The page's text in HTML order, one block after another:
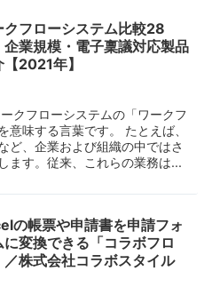
クフローシステム比較28
企業規模・電子稟議対応製品
2021年】
クフローシステムの「ワークフ
意味する言葉です。 たとえば、
ど、企業および組織の中ではさ
ます。従来、これらの業務は...
の帳票や申請書を申請フォ
に変換できる「コラボフロ
／株式会社コラボスタイル